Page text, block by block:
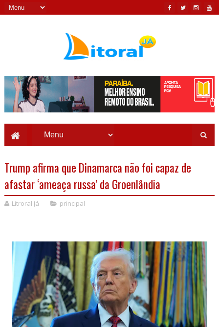
Trump afirma que Dinamarca não foi capaz de
afastar ‘ameaça russa’ da Groenlândia
Litroral Já principal